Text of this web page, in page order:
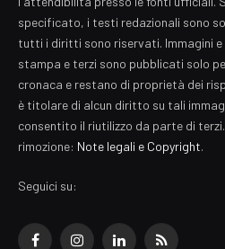
specificato, i testi redazionali sono
tutti i diritti sono riservati. Immagini
stampa e terzi sono pubblicati solo
cronaca e restano di proprietà dei
è titolare di alcun diritto su tali
consentito il riutilizzo da parte di
rimozione: Note legali e Copyright.
Seguici su: